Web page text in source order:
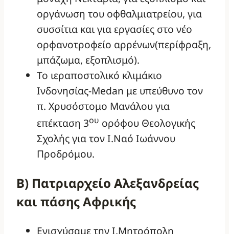
οργάνωση του οφθαλμιατρείου, για
συσσίτια και για εργασίες στο νέο
ορφανοτροφείο αρρένων(περίφραξη,
μπάζωμα, εξοπλισμό).
Το ιεραποστολικό κλιμάκιο
Ινδονησίας-Medan με υπεύθυνο τον
π. Χρυσόστομο Μανάλου για
επέκταση 3ου ορόφου Θεολογικής
Σχολής για τον Ι.Ναό Ιωάννου
Προδρόμου.
Β) Πατριαρχείο Αλεξανδρείας
και πάσης Αφρικής
Ενισχύσαμε την Ι.Μητρόπολη